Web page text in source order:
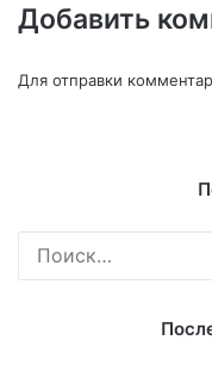
Добавить
Для отправки